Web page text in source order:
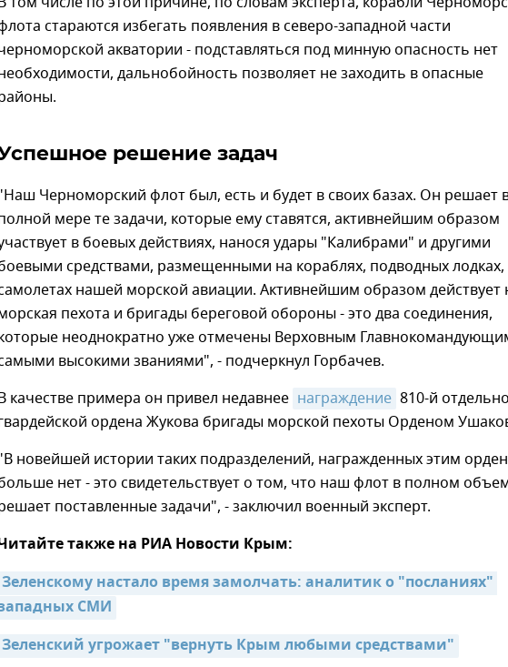
стараются избегать появления в северо-западной части
акватории - подставляться под минную опасность нет
дальнобойность позволяет не заходить в опасные
решение задач
Черноморский флот был, есть и будет в своих базах. Он решает
мере те задачи, которые ему ставятся, активнейшим образом
в боевых действиях, нанося удары "Калибрами" и другими
средствами, размещенными на кораблях, подводных лодках,
нашей морской авиации. Активнейшим образом действует
пехота и бригады береговой обороны - это два соединения,
неоднократно уже отмечены Верховным
высокими званиями", - подчеркнул Горбачев.
качестве примера он привел недавнее награждение 810-й
ордена Жукова бригады морской пехоты Орденом
новейшей истории таких подразделений, награжденных этим
нет - это свидетельствует о том, что наш флот в полном
поставленные задачи", - заключил военный эксперт.
также на РИА Новости Крым:
Зеленскому настало время замолчать: аналитик о "посланиях"
СМИ
Зеленский угрожает "вернуть Крым любыми средствами"